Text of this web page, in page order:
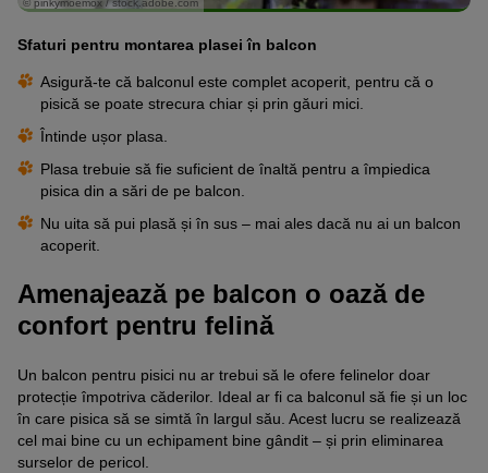
© pinkymoemox / stock.adobe.com
Sfaturi pentru montarea plasei în balcon
Asigură-te că balconul este complet acoperit, pentru că o
pisică se poate strecura chiar și prin găuri mici.
Întinde ușor plasa.
Plasa trebuie să fie suficient de înaltă pentru a împiedica
pisica din a sări de pe balcon.
Nu uita să pui plasă și în sus – mai ales dacă nu ai un balcon
acoperit.
Amenajează pe balcon o oază de
confort pentru felină
Un balcon pentru pisici nu ar trebui să le ofere felinelor doar
protecție împotriva căderilor. Ideal ar fi ca balconul să fie și un loc
în care pisica să se simtă în largul său. Acest lucru se realizează
cel mai bine cu un echipament bine gândit – și prin eliminarea
surselor de pericol.